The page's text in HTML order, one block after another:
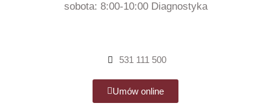
sobota: 8:00-10:00 Diagnostyka
531 111 500
Umów online